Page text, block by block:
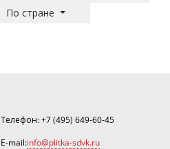
По стране
Телефон:+7 (495) 649-60-45
E-mail:info@plitka-sdvk.ru